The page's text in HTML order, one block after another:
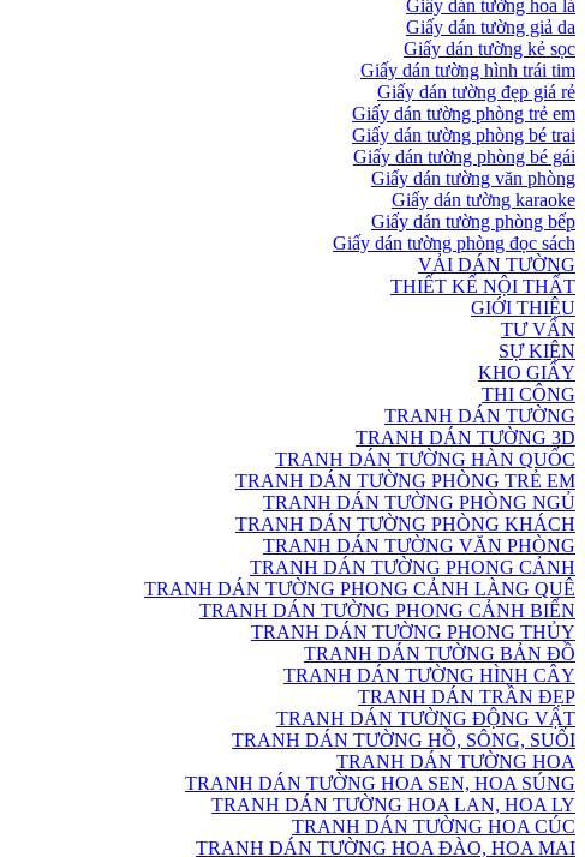
Giấy dán tường hoa lá
Giấy dán tường giả da
Giấy dán tường kẻ sọc
Giấy dán tường hình trái tim
Giấy dán tường đẹp giá rẻ
Giấy dán tường phòng trẻ em
Giấy dán tường phòng bé trai
Giấy dán tường phòng bé gái
Giấy dán tường văn phòng
Giấy dán tường karaoke
Giấy dán tường phòng bếp
Giấy dán tường phòng đọc sách
VẢI DÁN TƯỜNG
THIẾT KẾ NỘI THẤT
GIỚI THIỆU
TƯ VẤN
SỰ KIỆN
KHO GIẤY
THI CÔNG
TRANH DÁN TƯỜNG
TRANH DÁN TƯỜNG 3D
TRANH DÁN TƯỜNG HÀN QUỐC
TRANH DÁN TƯỜNG PHÒNG TRẺ EM
TRANH DÁN TƯỜNG PHÒNG NGỦ
TRANH DÁN TƯỜNG PHÒNG KHÁCH
TRANH DÁN TƯỜNG VĂN PHÒNG
TRANH DÁN TƯỜNG PHONG CẢNH
TRANH DÁN TƯỜNG PHONG CẢNH LÀNG QUÊ
TRANH DÁN TƯỜNG PHONG CẢNH BIỂN
TRANH DÁN TƯỜNG PHONG THỦY
TRANH DÁN TƯỜNG BẢN ĐỒ
TRANH DÁN TƯỜNG HÌNH CÂY
TRANH DÁN TRẦN ĐẸP
TRANH DÁN TƯỜNG ĐỘNG VẬT
TRANH DÁN TƯỜNG HỒ, SÔNG, SUỐI
TRANH DÁN TƯỜNG HOA
TRANH DÁN TƯỜNG HOA SEN, HOA SÚNG
TRANH DÁN TƯỜNG HOA LAN, HOA LY
TRANH DÁN TƯỜNG HOA CÚC
TRANH DÁN TƯỜNG HOA ĐÀO, HOA MAI